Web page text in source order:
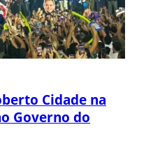
Cidade na
Governo do